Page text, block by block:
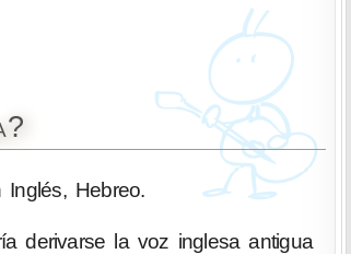
Hebreo.
derivarse la voz inglesa antigua